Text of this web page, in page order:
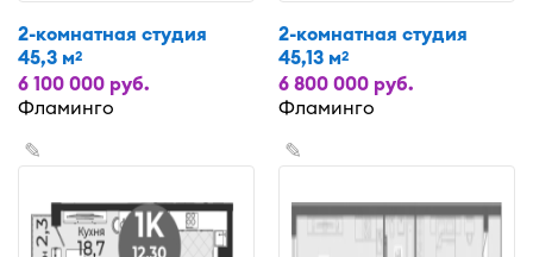
2-комнатная студия
45,3 м2
6 100 000 руб.
Фламинго
2-комнатная студия
45,13 м2
6 800 000 руб.
Фламинго
✎ ✎